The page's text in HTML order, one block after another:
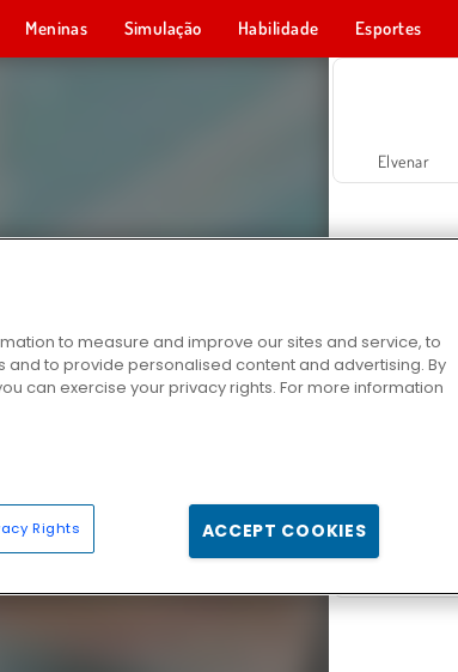
Meninas Simulação Habilidade Esportes
Elvenar
to measure and improve our sites and service, to
to provide personalised content and advertising. By
can exercise your privacy rights. For more information
Rights ACCEPT COOKIES